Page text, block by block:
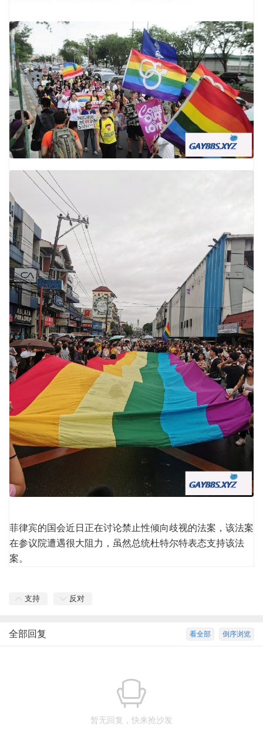
菲律宾的国会近日正在讨论禁止性倾向歧视的法案，该法案
在参议院遭遇很大阻力，虽然总统杜特尔特表态支持该法
案。
支持 反对
倒序浏览
看全部
全部回复
暂无回复，快来抢沙发